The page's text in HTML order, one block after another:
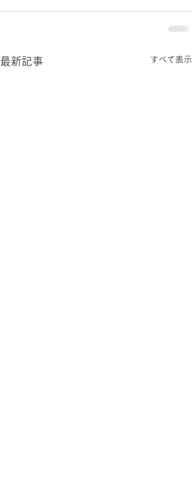
最新記事 すべて表示